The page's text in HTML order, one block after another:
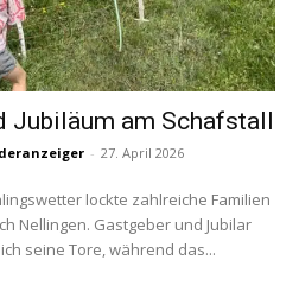
Jubiläum am Schafstall
- 27. April 2026
lockte zahlreiche Familien
Nellingen. Gastgeber und Jubilar
seine Tore, während das...